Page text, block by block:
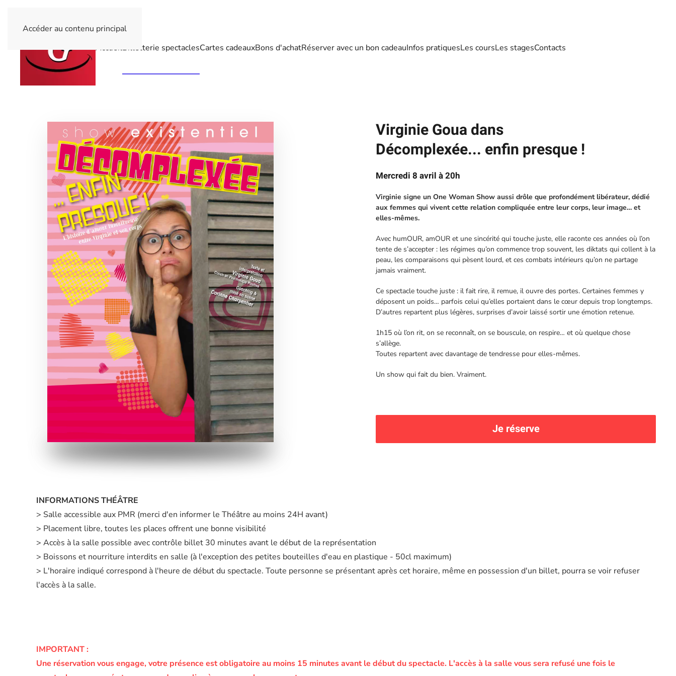
Accéder au contenu principal
AccueilBilletterie spectaclesCartes cadeauxBons d'achatRéserver avec un bon cadeauInfos pratiquesLes coursLes stagesContacts
Virginie Goua dans
Décomplexée... enfin presque !
Mercredi 8 avril à 20h
Virginie signe un One Woman Show aussi drôle que profondément libérateur, dédié
aux femmes qui vivent cette relation compliquée entre leur corps, leur image… et
elles-mêmes.
Avec humOUR, amOUR et une sincérité qui touche juste, elle raconte ces années où l’on
tente de s’accepter : les régimes qu’on commence trop souvent, les diktats qui collent à la
peau, les comparaisons qui pèsent lourd, et ces combats intérieurs qu’on ne partage
jamais vraiment.
Ce spectacle touche juste : il fait rire, il remue, il ouvre des portes. Certaines femmes y
déposent un poids… parfois celui qu’elles portaient dans le cœur depuis trop longtemps.
D’autres repartent plus légères, surprises d’avoir laissé sortir une émotion retenue.
1h15 où l’on rit, on se reconnaît, on se bouscule, on respire… et où quelque chose
s’allège.
Toutes repartent avec davantage de tendresse pour elles-mêmes.
Un show qui fait du bien. Vraiment.
Je réserve
INFORMATIONS THÉÂTRE
> Salle accessible aux PMR (merci d'en informer le Théâtre au moins 24H avant)
> Placement libre, toutes les places offrent une bonne visibilité
> Accès à la salle possible avec contrôle billet 30 minutes avant le début de la représentation
> Boissons et nourriture interdits en salle (à l'exception des petites bouteilles d'eau en plastique - 50cl maximum)
> L'horaire indiqué correspond à l'heure de début du spectacle. Toute personne se présentant après cet horaire, même en possession d'un billet, pourra se voir refuser
l'accès à la salle.
IMPORTANT :
Une réservation vous engage, votre présence est obligatoire au moins 15 minutes avant le début du spectacle. L'accès à la salle vous sera refusé une fois le